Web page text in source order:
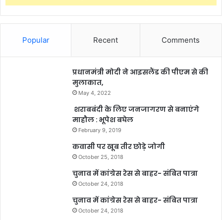
Popular Recent Comments
प्रधानमंत्री मोदी ने आइसलैंड की पीएम से की
मुलाकात,
May 4, 2022
शराबबंदी के लिए जनजागरण से बनाएंगे
माहौल : भूपेश बघेल
February 9, 2019
कवासी पर खूब तीर छोड़े जोगी
October 25, 2018
चुनाव में कांग्रेस रेस से बाहर- संबित पात्रा
October 24, 2018
चुनाव में कांग्रेस रेस से बाहर- संबित पात्रा
October 24, 2018